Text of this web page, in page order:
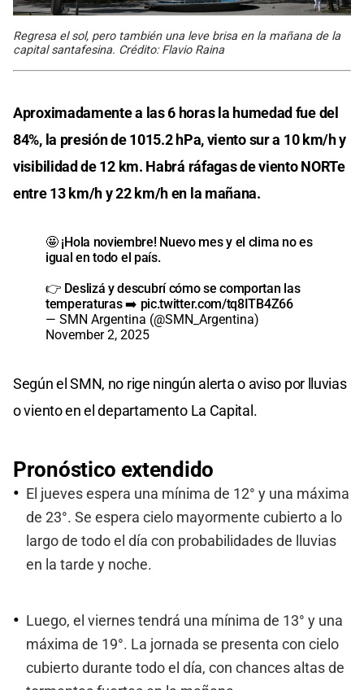
Regresa el sol, pero también una leve brisa en la mañana de la
capital santafesina. Crédito: Flavio Raina
Aproximadamente a las 6 horas la humedad fue del
84%, la presión de 1015.2 hPa, viento sur a 10 km/h y
visibilidad de 12 km. Habrá ráfagas de viento NORTe
entre 13 km/h y 22 km/h en la mañana.
🤩 ¡Hola noviembre! Nuevo mes y el clima no es
igual en todo el país.
👉 Deslizá y descubrí cómo se comportan las
temperaturas ➡️ pic.twitter.com/tq8ITB4Z66
— SMN Argentina (@SMN_Argentina)
November 2, 2025
Según el SMN, no rige ningún alerta o aviso por lluvias
o viento en el departamento La Capital.
Pronóstico extendido
El jueves espera una mínima de 12° y una máxima
de 23°. Se espera cielo mayormente cubierto a lo
largo de todo el día con probabilidades de lluvias
en la tarde y noche.
Luego, el viernes tendrá una mínima de 13° y una
máxima de 19°. La jornada se presenta con cielo
cubierto durante todo el día, con chances altas de